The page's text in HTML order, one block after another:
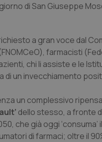
di San Giuseppe
a gran voce dal
farmacisti
chi li assiste e le
un invecchiamento
un complessivo
dello stesso, a fronte
che già oggi
di farmaci; oltre il